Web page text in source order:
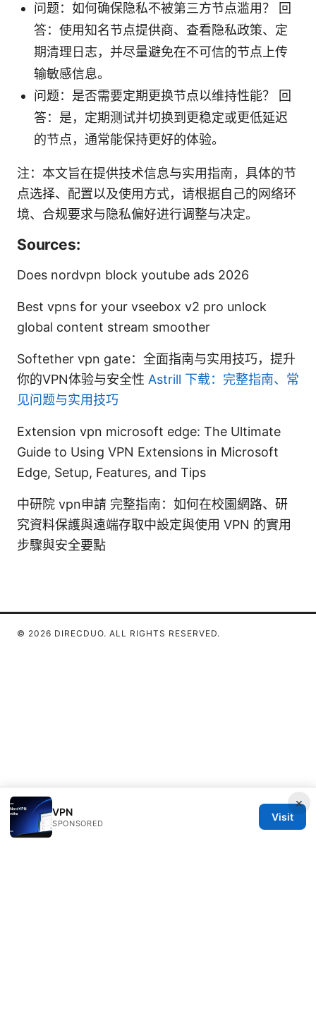
问题：如何确保隐私不被第三方节点滥用？ 回
答：使用知名节点提供商、查看隐私政策、定
期清理日志，并尽量避免在不可信的节点上传
输敏感信息。
问题：是否需要定期更换节点以维持性能？ 回
答：是，定期测试并切换到更稳定或更低延迟
的节点，通常能保持更好的体验。
注：本文旨在提供技术信息与实用指南，具体的节
点选择、配置以及使用方式，请根据自己的网络环
境、合规要求与隐私偏好进行调整与决定。
Sources:
Does nordvpn block youtube ads 2026
Best vpns for your vseebox v2 pro unlock
global content stream smoother
Softether vpn gate：全面指南与实用技巧，提升
你的VPN体验与安全性 Astrill 下载：完整指南、常
见问题与实用技巧
Extension vpn microsoft edge: The Ultimate
Guide to Using VPN Extensions in Microsoft
Edge, Setup, Features, and Tips
中研院 vpn申請 完整指南：如何在校園網路、研
究資料保護與遠端存取中設定與使用 VPN 的實用
步驟與安全要點
×
VPN
SPONSORED
Visit
© 2026 DIRECDUO. ALL RIGHTS RESERVED.